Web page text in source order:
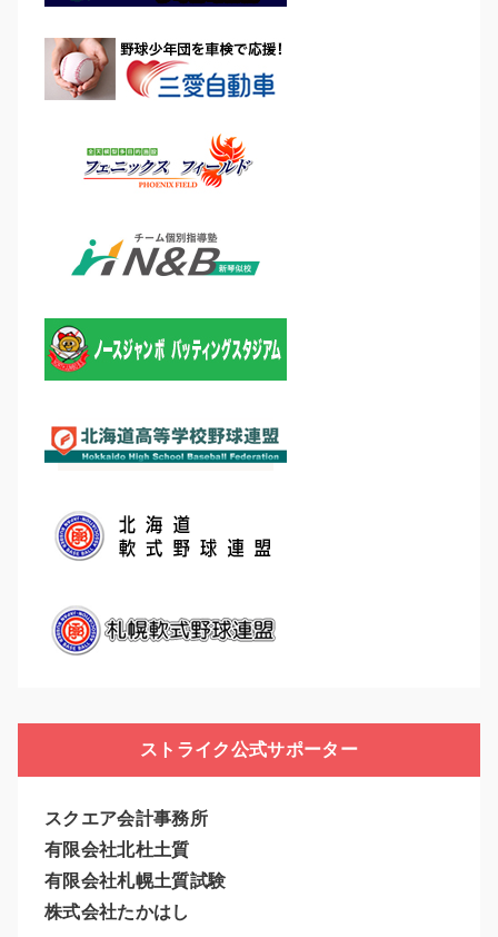
ストライク公式サポーター
スクエア会計事務所
有限会社北杜土質
有限会社札幌土質試験
株式会社たかはし